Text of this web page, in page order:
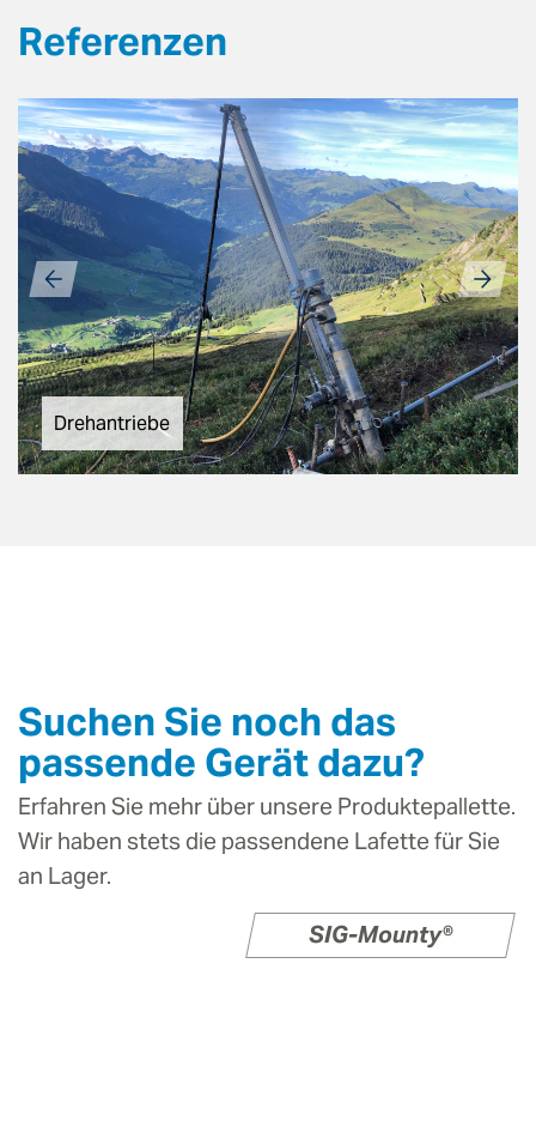
Referenzen
Drehantriebe
Suchen Sie noch das
passende Gerät dazu?
Erfahren Sie mehr über unsere Produktepallette.
Wir haben stets die passendene Lafette für Sie
an Lager.
SIG-Mounty®